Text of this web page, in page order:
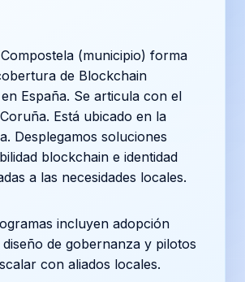
(municipio) forma
de Blockchain
España. Se articula con el
Está ubicado en la
Desplegamos soluciones
blockchain e identidad
a las necesidades locales.
incluyen adopción
de gobernanza y pilotos
con aliados locales.